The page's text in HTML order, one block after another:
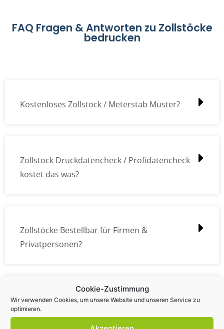
Cookie-Zustimmung
Wir verwenden Cookies, um unsere Website und unseren Service zu
optimieren.
FAQ Fragen & Antworten zu Zollstöcke
bedrucken
Kostenloses Zollstock / Meterstab Muster?
Zollstock Druckdatencheck / Profidatencheck
kostet das was?
Zollstöcke Bestellbar für Firmen &
Privatpersonen?
Wie kann ich die Daten (z.B. Logos und Texte)
übermitteln?